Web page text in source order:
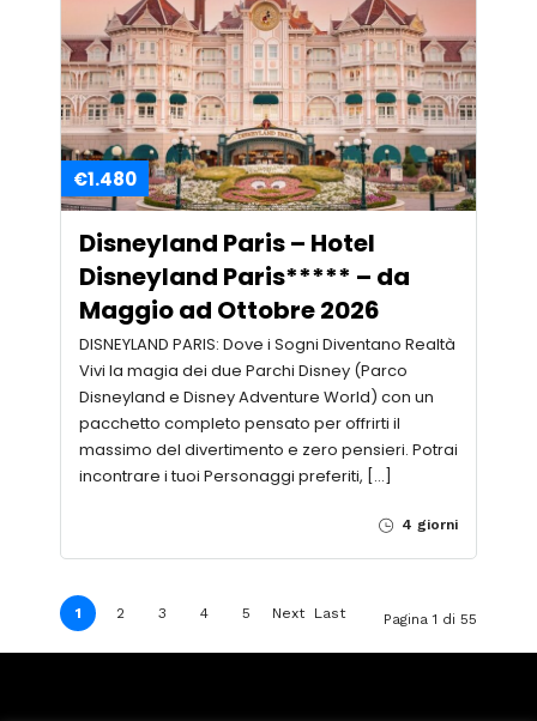
€1.480
Disneyland Paris – Hotel
Disneyland Paris***** – da
Maggio ad Ottobre 2026
DISNEYLAND PARIS: Dove i Sogni Diventano Realtà
Vivi la magia dei due Parchi Disney (Parco
Disneyland e Disney Adventure World) con un
pacchetto completo pensato per offrirti il
massimo del divertimento e zero pensieri. Potrai
incontrare i tuoi Personaggi preferiti, […]
4 giorni
1 2 3 4 5 Next
›
Last
»
Pagina 1 di 55